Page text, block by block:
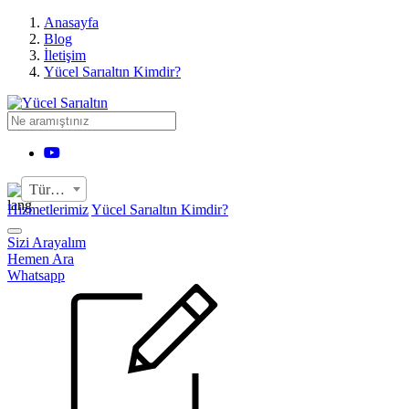
Anasayfa
Blog
İletişim
Yücel Sarıaltın Kimdir?
YouTube
Türkçe
HizmetlerimizYücel Sarıaltın Kimdir?
Sizi Arayalım
Hemen Ara
Whatsapp